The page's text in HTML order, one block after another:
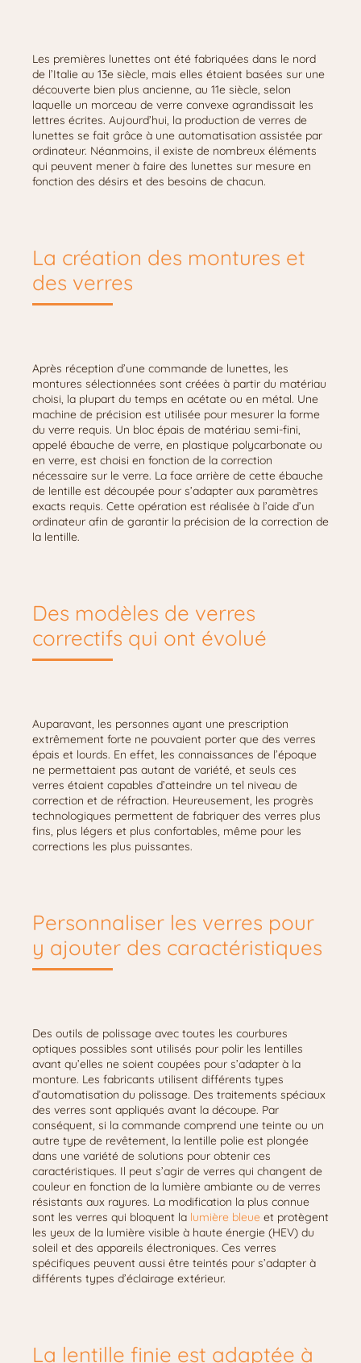
Les premières lunettes ont été fabriquées dans le nord
de l’Italie au 13e siècle, mais elles étaient basées sur une
découverte bien plus ancienne, au 11e siècle, selon
laquelle un morceau de verre convexe agrandissait les
lettres écrites. Aujourd’hui, la production de verres de
lunettes se fait grâce à une automatisation assistée par
ordinateur. Néanmoins, il existe de nombreux éléments
qui peuvent mener à faire des lunettes sur mesure en
fonction des désirs et des besoins de chacun.
La création des montures et
des verres
Après réception d’une commande de lunettes, les
montures sélectionnées sont créées à partir du matériau
choisi, la plupart du temps en acétate ou en métal. Une
machine de précision est utilisée pour mesurer la forme
du verre requis. Un bloc épais de matériau semi-fini,
appelé ébauche de verre, en plastique polycarbonate ou
en verre, est choisi en fonction de la correction
nécessaire sur le verre. La face arrière de cette ébauche
de lentille est découpée pour s’adapter aux paramètres
exacts requis. Cette opération est réalisée à l’aide d’un
ordinateur afin de garantir la précision de la correction de
la lentille.
Des modèles de verres
correctifs qui ont évolué
Auparavant, les personnes ayant une prescription
extrêmement forte ne pouvaient porter que des verres
épais et lourds. En effet, les connaissances de l’époque
ne permettaient pas autant de variété, et seuls ces
verres étaient capables d’atteindre un tel niveau de
correction et de réfraction. Heureusement, les progrès
technologiques permettent de fabriquer des verres plus
fins, plus légers et plus confortables, même pour les
corrections les plus puissantes.
Personnaliser les verres pour
y ajouter des caractéristiques
Des outils de polissage avec toutes les courbures
optiques possibles sont utilisés pour polir les lentilles
avant qu’elles ne soient coupées pour s’adapter à la
monture. Les fabricants utilisent différents types
d’automatisation du polissage. Des traitements spéciaux
des verres sont appliqués avant la découpe. Par
conséquent, si la commande comprend une teinte ou un
autre type de revêtement, la lentille polie est plongée
dans une variété de solutions pour obtenir ces
caractéristiques. Il peut s’agir de verres qui changent de
couleur en fonction de la lumière ambiante ou de verres
résistants aux rayures. La modification la plus connue
sont les verres qui bloquent la lumière bleue et protègent
les yeux de la lumière visible à haute énergie (HEV) du
soleil et des appareils électroniques. Ces verres
spécifiques peuvent aussi être teintés pour s’adapter à
différents types d’éclairage extérieur.
La lentille finie est adaptée à